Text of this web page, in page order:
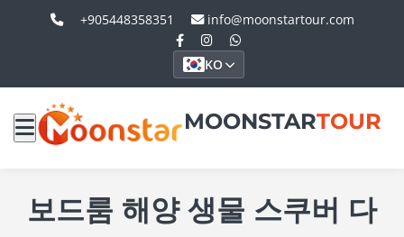
+905448358351 info@moonstartour.com
KO
MOONSTARTOUR
보드룸 해양 생물 스쿠버 다